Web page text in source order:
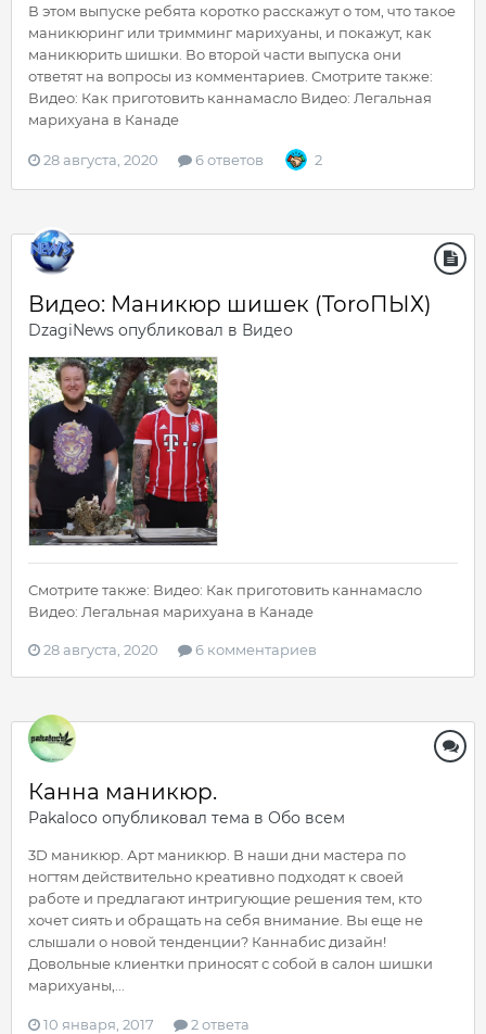
В этом выпуске ребята коротко расскажут о том, что такое
маникюринг или тримминг марихуаны, и покажут, как
маникюрить шишки. Во второй части выпуска они
ответят на вопросы из комментариев. Смотрите также:
Видео: Как приготовить каннамасло Видео: Легальная
марихуана в Канаде
28 августа, 2020 6 ответов 2
Видео: Маникюр шишек (ToroПЫХ)
DzagiNews опубликовал в Видео
Смотрите также: Видео: Как приготовить каннамасло
Видео: Легальная марихуана в Канаде
28 августа, 2020 6 комментариев
Канна маникюр.
Pakaloco опубликовал тема в Обо всем
3D маникюр. Арт маникюр. В наши дни мастера по
ногтям действительно креативно подходят к своей
работе и предлагают интригующие решения тем, кто
хочет сиять и обращать на себя внимание. Вы еще не
слышали о новой тенденции? Каннабис дизайн!
Довольные клиентки приносят с собой в салон шишки
марихуаны,...
10 января, 2017 2 ответа